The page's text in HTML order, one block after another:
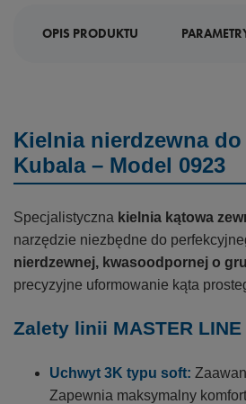
OPIS PRODUKTU
Kielnia nierdzewna
Kubala – Model 0923
Specjalistyczna kielnia kątowa
narzędzie niezbędne do
nierdzewnej, kwasoodpornej o
precyzyjne uformowanie kąta
Zalety linii MASTER
Uchwyt 3K typu soft:
Zapewnia maksymalny